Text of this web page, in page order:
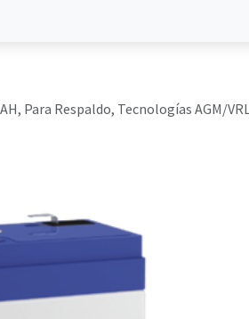
Para Respaldo, Tecnologías AGM/